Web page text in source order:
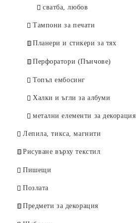
Завършване
сватба, любов
Тампони за печати
Планери и стикери за тях
Стикери за планери
Планери
Перфоратори (Пънчове)
Ъглови перфоратори
Топъл ембосинг
Халки и ъгли за албуми
метални елементи за декорация
Лепила, тикса, магнити
Рисуване върху текстил
Бои за текстил
Боя за светъл текстил
Боя за тъмен текстил
Бои за текстил Пентарт
Бои за текстил Роза
Пишещи
Позлата
Предмети за декорация